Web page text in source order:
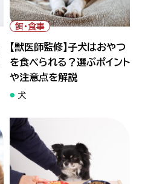
" alt="【獣医師監修】子犬はお
やつを食べられる？選ぶポイン
トや注意点を解説">
餌・食事
【獣医師監修】子犬はおやつ
を食べられる？選ぶポイント
や注意点を解説
犬